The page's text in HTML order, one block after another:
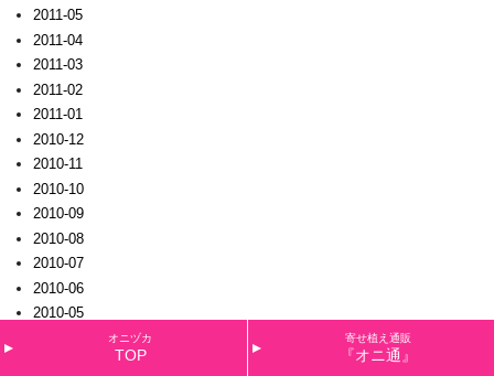
2011-05
2011-04
2011-03
2011-02
2011-01
2010-12
2010-11
2010-10
2010-09
2010-08
2010-07
2010-06
2010-05
オニヅカ
TOP
寄せ植え通販
『オニ通』